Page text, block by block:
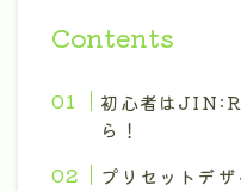
Contents
初心者はJIN:R
ら！
プリセットデザ